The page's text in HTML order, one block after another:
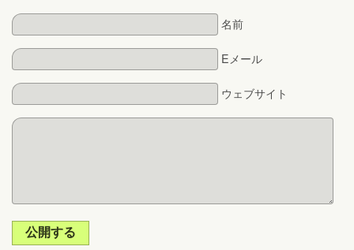
名前
Eメール
ウェブサイト
公開する